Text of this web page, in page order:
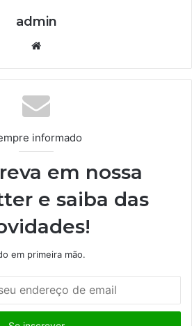
admin
te
informado
em nossa
e saiba das
em primeira mão.